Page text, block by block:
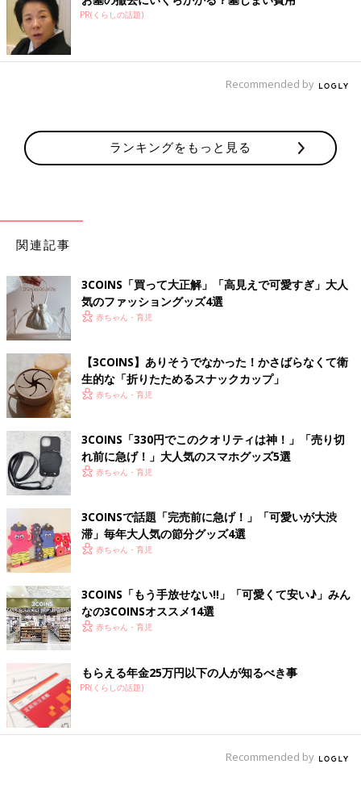
PR(くらしの話題)
Recommended by
ランキングをもっと見る
関連記事
3COINS「買って大正解」「高見えで可愛すぎ」大人
気のファッショングッズ4選
赤ちゃん・育児
【3COINS】ありそうでなかった！かさばらなくて衛
生的な「折りたためるスナックカップ」
赤ちゃん・育児
3COINS「330円でこのクオリティは神！」「売り切
れ前に急げ！」大人気のスマホグッズ5選
赤ちゃん・育児
3COINSで話題「完売前に急げ！」「可愛いが大渋
滞」毎年大人気の節分グッズ4選
赤ちゃん・育児
3COINS「もう手放せない‼」「可愛くて安い♪」みん
なの3COINSオススメ14選
赤ちゃん・育児
もらえる年金25万円以下の人が知るべき事
PR(くらしの話題)
Recommended by